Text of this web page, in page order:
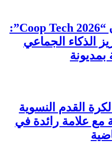
بلاغ صحفي ….هاكاثون “Coop Tech 2026”:
الذكاء الجماعي
بمديونة
لكرة القدم النسوية
مع علامة رائدة في